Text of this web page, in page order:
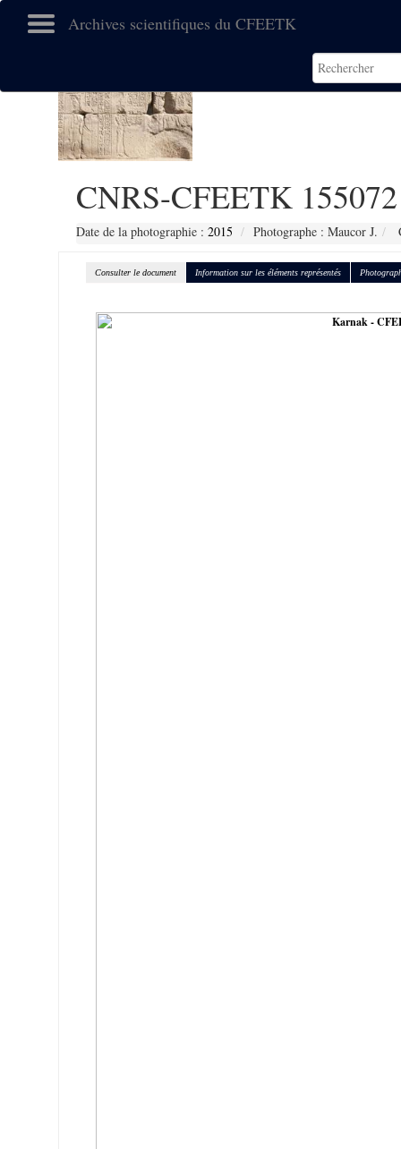
Archives scientifiques du CFEETK
CNRS-CFEETK 155072
Date de la photographie : 2015 Photographe : Maucor J.
Consulter le document Information sur les éléments représentés